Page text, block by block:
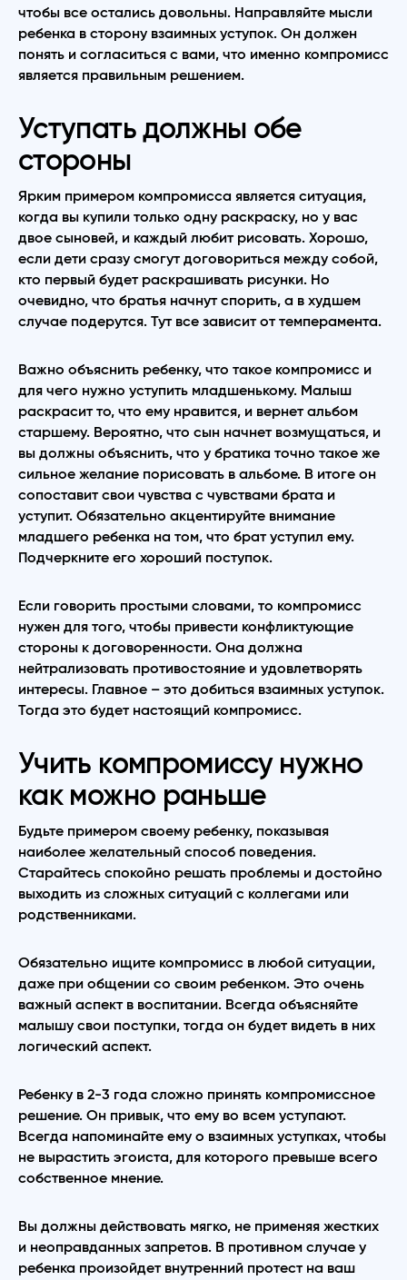
чтобы все остались довольны. Направляйте мысли
ребенка в сторону взаимных уступок. Он должен
понять и согласиться с вами, что именно компромисс
является правильным решением.
Уступать должны обе
стороны
Ярким примером компромисса является ситуация,
когда вы купили только одну раскраску, но у вас
двое сыновей, и каждый любит рисовать. Хорошо,
если дети сразу смогут договориться между собой,
кто первый будет раскрашивать рисунки. Но
очевидно, что братья начнут спорить, а в худшем
случае подерутся. Тут все зависит от темперамента.
Важно объяснить ребенку, что такое компромисс и
для чего нужно уступить младшенькому. Малыш
раскрасит то, что ему нравится, и вернет альбом
старшему. Вероятно, что сын начнет возмущаться, и
вы должны объяснить, что у братика точно такое же
сильное желание порисовать в альбоме. В итоге он
сопоставит свои чувства с чувствами брата и
уступит. Обязательно акцентируйте внимание
младшего ребенка на том, что брат уступил ему.
Подчеркните его хороший поступок.
Если говорить простыми словами, то компромисс
нужен для того, чтобы привести конфликтующие
стороны к договоренности. Она должна
нейтрализовать противостояние и удовлетворять
интересы. Главное – это добиться взаимных уступок.
Тогда это будет настоящий компромисс.
Учить компромиссу нужно
как можно раньше
Будьте примером своему ребенку, показывая
наиболее желательный способ поведения.
Старайтесь спокойно решать проблемы и достойно
выходить из сложных ситуаций с коллегами или
родственниками.
Обязательно ищите компромисс в любой ситуации,
даже при общении со своим ребенком. Это очень
важный аспект в воспитании. Всегда объясняйте
малышу свои поступки, тогда он будет видеть в них
логический аспект.
Ребенку в 2-3 года сложно принять компромиссное
решение. Он привык, что ему во всем уступают.
Всегда напоминайте ему о взаимных уступках, чтобы
не вырастить эгоиста, для которого превыше всего
собственное мнение.
Вы должны действовать мягко, не применяя жестких
и неоправданных запретов. В противном случае у
ребенка произойдет внутренний протест на ваш